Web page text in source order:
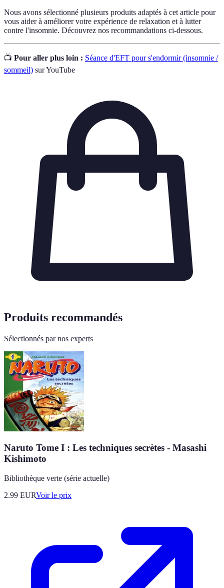
Nous avons sélectionné plusieurs produits adaptés à cet article pour
vous aider à améliorer votre expérience de relaxation et à lutter
contre l'insomnie. Découvrez nos recommandations ci-dessous.
📺 Pour aller plus loin : Séance d'EFT pour s'endormir (insomnie /
sommeil) sur YouTube
Produits recommandés
Sélectionnés par nos experts
Naruto Tome I : Les techniques secrètes - Masashi
Kishimoto
Bibliothèque verte (série actuelle)
2.99 EURVoir le prix